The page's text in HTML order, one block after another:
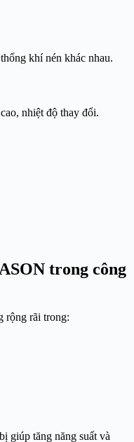
khí nén khác nhau.
nhiệt độ thay đổi.
trong công
rộng rãi trong:
giúp tăng năng suất và